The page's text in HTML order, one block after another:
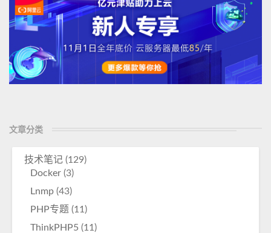
文章分类
技术笔记 (129)
Docker (3)
Lnmp (43)
PHP专题 (11)
ThinkPHP5 (11)